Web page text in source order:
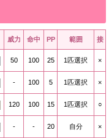
威力 命中 PP 範囲 接
50 100 25 1匹選択 ×
- 100 5 1匹選択 ×
120 100 15 1匹選択 ○
- - 20 自分 ×